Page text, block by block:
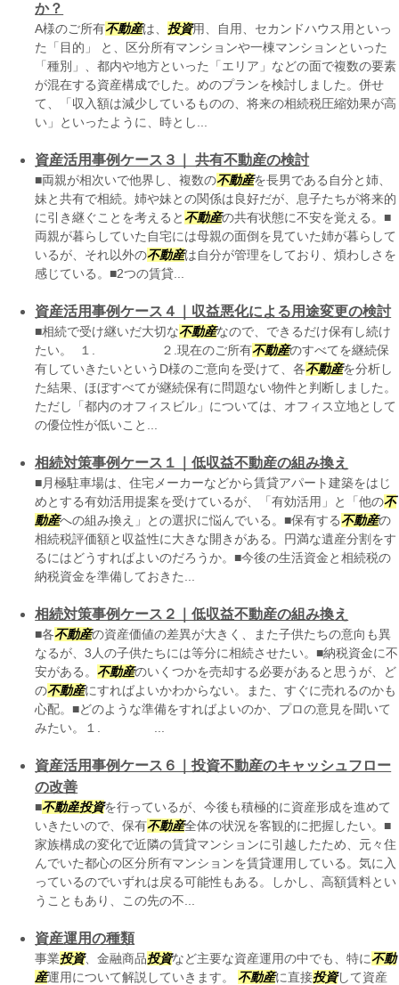
か？
A様のご所有不動産は、 投資用、自用、セカンドハウス用といっ
た「目的」 と、区分所有マンションや一棟マンションといった
「種別」、都内や地方といった「エリア」などの面で複数の要素
が混在する資産構成でした。めのプランを検討しました。併せ
て、「収入額は減少しているものの、将来の相続税圧縮効果が高
い」といったように、時とし...
資産活用事例ケース３｜ 共有不動産の検討
■両親が相次いで他界し、複数の不動産を長男である自分と姉、
妹と共有で相続。姉や妹との関係は良好だが、息子たちが将来的
に引き継ぐことを考えると不動産の共有状態に不安を覚える。■
両親が暮らしていた自宅には母親の面倒を見ていた姉が暮らして
いるが、それ以外の不動産は自分が管理をしており、煩わしさを
感じている。■2つの賃貸...
資産活用事例ケース４｜収益悪化による用途変更の検討
■相続で受け継いだ大切な不動産なので、できるだけ保有し続け
たい。 １. ２.現在のご所有不動産のすべてを継続保
有していきたいというD様のご意向を受けて、各不動産を分析し
た結果、ほぼすべてが継続保有に問題ない物件と判断しました。
ただし「都内のオフィスビル」については、オフィス立地として
の優位性が低いこと...
相続対策事例ケース１｜低収益不動産の組み換え
■月極駐車場は、住宅メーカーなどから賃貸アパート建築をはじ
めとする有効活用提案を受けているが、「有効活用」と「他の不
動産への組み換え」との選択に悩んでいる。■保有する不動産の
相続税評価額と収益性に大きな開きがある。円満な遺産分割をす
るにはどうすればよいのだろうか。■今後の生活資金と相続税の
納税資金を準備しておきた...
相続対策事例ケース２｜低収益不動産の組み換え
■各不動産の資産価値の差異が大きく、また子供たちの意向も異
なるが、3人の子供たちには等分に相続させたい。■納税資金に不
安がある。不動産のいくつかを売却する必要があると思うが、ど
の不動産にすればよいかわからない。また、すぐに売れるのかも
心配。■どのような準備をすればよいのか、プロの意見を聞いて
みたい。１. ...
資産活用事例ケース６｜投資不動産のキャッシュフロー
の改善
■不動産投資を行っているが、今後も積極的に資産形成を進めて
いきたいので、保有不動産全体の状況を客観的に把握したい。■
家族構成の変化で近隣の賃貸マンションに引越したため、元々住
んでいた都心の区分所有マンションを賃貸運用している。気に入
っているのでいずれは戻る可能性もある。しかし、高額賃料とい
うこともあり、この先の不...
資産運用の種類
事業投資、金融商品投資など主要な資産運用の中でも、特に不動
産運用について解説していきます。不動産に直接投資して資産